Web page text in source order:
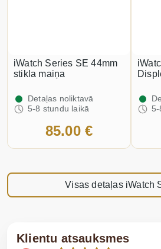
iWatch Series SE 44mm
stikla maiņa
Detaļas noliktavā
5-8 stundu laikā
85.00 €
Visas detaļas iWatch
Klientu atsauksmes